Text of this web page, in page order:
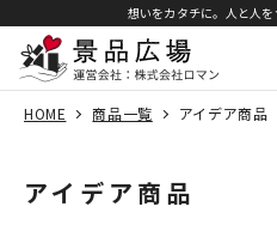
想いをカタチに。人と人
HOME 商品一覧 アイデア商品
アイデア商品